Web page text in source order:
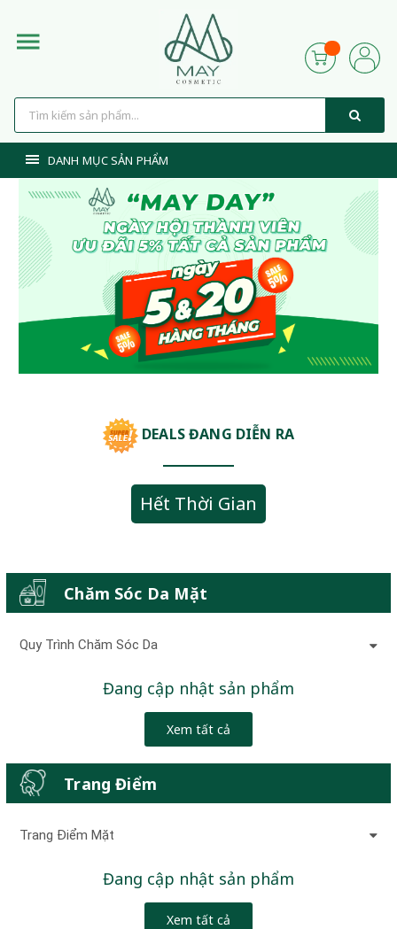
DANH MỤC SẢN PHẨM
DEALS ĐANG DIỄN RA
Hết Thời Gian
Chăm Sóc Da Mặt
Quy Trình Chăm Sóc Da
Đang cập nhật sản phẩm
Xem tất cả
Trang Điểm
Trang Điểm Mặt
Đang cập nhật sản phẩm
Xem tất cả